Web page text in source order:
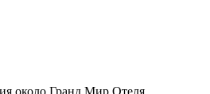
около Гранд Мир Отеля